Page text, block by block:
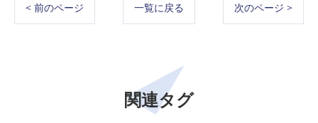
< 前のページ 一覧に戻る 次のページ >
関連タグ